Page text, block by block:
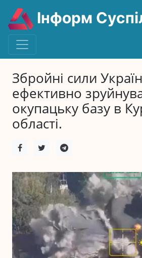
Інформ
Збройні сили
ефективно
окупацьку базу в
області.